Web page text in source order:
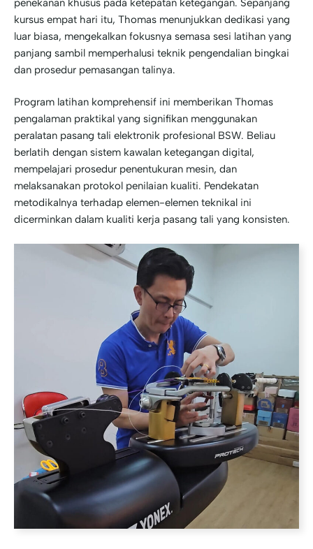
kursus empat hari itu, Thomas menunjukkan dedikasi yang
luar biasa, mengekalkan fokusnya semasa sesi latihan yang
panjang sambil memperhalusi teknik pengendalian bingkai
dan prosedur pemasangan talinya.
Program latihan komprehensif ini memberikan Thomas
pengalaman praktikal yang signifikan menggunakan
peralatan pasang tali elektronik profesional BSW. Beliau
berlatih dengan sistem kawalan ketegangan digital,
mempelajari prosedur penentukuran mesin, dan
melaksanakan protokol penilaian kualiti. Pendekatan
metodikalnya terhadap elemen-elemen teknikal ini
dicerminkan dalam kualiti kerja pasang tali yang konsisten.